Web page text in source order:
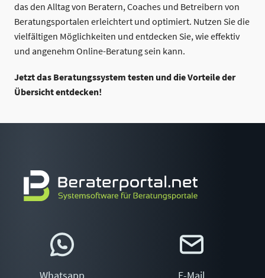
das den Alltag von Beratern, Coaches und Betreibern von
Beratungsportalen erleichtert und optimiert. Nutzen Sie die
vielfältigen Möglichkeiten und entdecken Sie, wie effektiv
und angenehm Online-Beratung sein kann.
Jetzt das Beratungssystem testen und die Vorteile der
Übersicht entdecken!